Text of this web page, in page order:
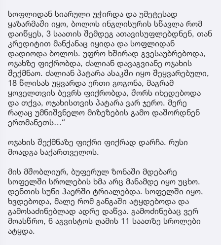
სოფლიდან სიარული უჭირდა და უმეტესად
ყაზარმაში იყო, ბოლოს ინგლისურის სწავლა რომ
დაიწყეს, 3 საათის შემდეგ ათავისუფლებდნენ, თან
კრედიტით მანქანაც იყიდა და სოფლიდან
დადიოდა ბოლოს. უფრო ხშირად გვესაუბრებოდა,
ოჯახზე ფიქრობდა, ძალიან დავაგვიანე ოჯახის
შექმნაო. ძალიან პატარა ასაკში იყო შეყვარებული,
18 წლისას უყვარდა ერთი გოგონა, მაგრამ
ყოველთვის ბევრს ფიქრობდა, შორს იხედებოდა
და თქვა, ოჯახისთვის პატარა ვარ ჯერო. მერე
რაღაც უმნიშვნელო მიზეზების გამო დაშორდნენ
ერთმანეთს…“
ოჯახის შექმნაზე ფიქრი ფიქრად დარჩა. რუსი
მოადგა საქართველოს.
მის მშობლიურ, ბუფერულ ზონაში მდებარე
სოფელში სროლების ხმა არც მანამდე იყო უცხო.
დენთის სუნი ჰაერში ტრიალებდა. სოფელში იყო,
ხვდებოდა, მალე რომ განგაში ატყდებოდა და
გამოსაძინებლად ადრე დაწვა. გამოძინებაც ვერ
მოასწრო, 6 აგვისტოს ღამის 11 საათზე სროლები
ატყდა.